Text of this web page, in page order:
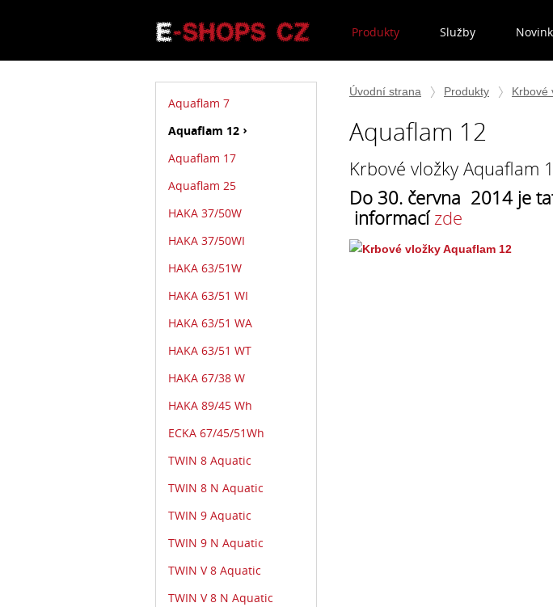
Produkty Služby
Úvodní strana Produkty Krbové
Aquaflam 12
Krbové vložky Aquaflam
Do 30. června 2014 je
informacízde
Aquaflam 7
Aquaflam 12
Aquaflam 17
Aquaflam 25
HAKA 37/50W
HAKA 37/50WI
HAKA 63/51W
HAKA 63/51 WI
HAKA 63/51 WA
HAKA 63/51 WT
HAKA 67/38 W
HAKA 89/45 Wh
ECKA 67/45/51Wh
TWIN 8 Aquatic
TWIN 8 N Aquatic
TWIN 9 Aquatic
TWIN 9 N Aquatic
TWIN V 8 Aquatic
TWIN V 8 N Aquatic